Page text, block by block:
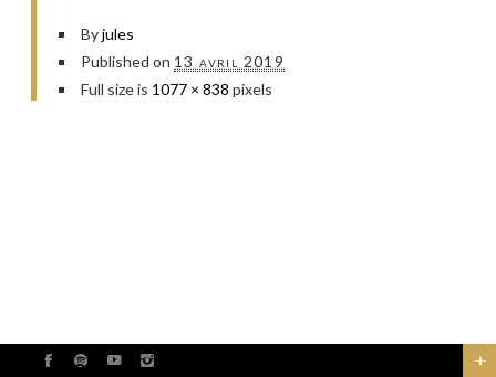
Byjules
Published on 13 avril 2019
Full size is 1077 × 838 pixels